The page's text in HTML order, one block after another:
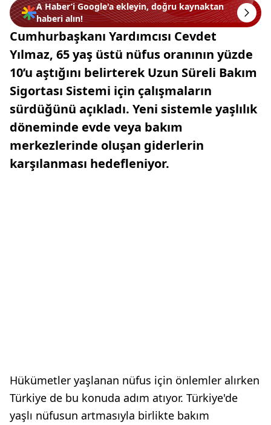
A Haber’i Google'a ekleyin, doğru kaynaktan
haberi alın!
Cumhurbaşkanı Yardımcısı Cevdet
Yılmaz, 65 yaş üstü nüfus oranının yüzde
10’u aştığını belirterek Uzun Süreli Bakım
Sigortası Sistemi için çalışmaların
sürdüğünü açıkladı. Yeni sistemle yaşlılık
döneminde evde veya bakım
merkezlerinde oluşan giderlerin
karşılanması hedefleniyor.
Hükümetler yaşlanan nüfus için önlemler alırken
Türkiye de bu konuda adım atıyor. Türkiye'de
yaşlı nüfusun artmasıyla birlikte bakım